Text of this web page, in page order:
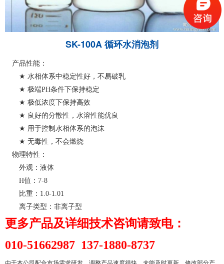
SK-100A 循环水消泡剂
产品性能：
★ 水相体系中稳定性好，不易破乳
★ 极端PH条件下保持稳定
★ 极低浓度下保持高效
★ 良好的分散性，水溶性能优良
★ 用于控制水相体系的泡沫
★ 无毒性，不会燃烧
物理特性：
外观：液体
H值： 7-8
比重： 1.0-1.01
离子类型：非离子型
更多产品及详细技术咨询请致电：
010-51662987 137-1880-8737